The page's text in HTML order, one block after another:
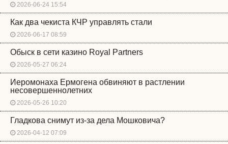
2026-06-24 15:54
Как два чекиста КЧР управлять стали
2026-06-17 08:59
Обыск в сети казино Royal Partners
2026-05-27 06:24
Иеромонаха Ермогена обвиняют в растлении
несовершеннолетних
2026-05-26 10:20
Гладкова снимут из-за дела Мошковича?
2026-04-12 07:09